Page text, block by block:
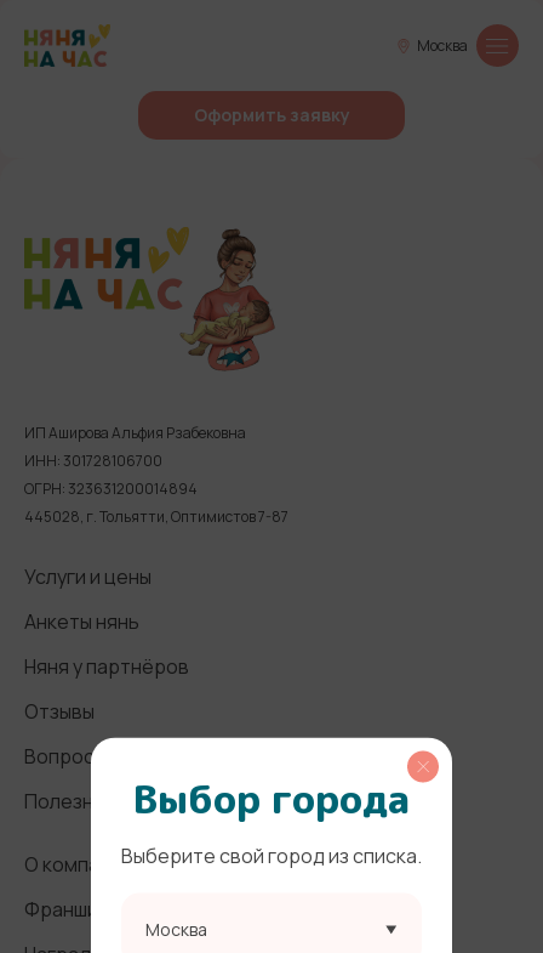
Москва
Оформить заявку
ИП Аширова Альфия Рзабековна
ИНН: 301728106700
ОГРН: 323631200014894
445028, г. Тольятти, Оптимистов 7-87
Услуги и цены
Анкеты нянь
Няня у партнёров
Отзывы
Вопросы и ответы
Полезные статьи
О компании
Франшиза
Выбор города
Выберите свой город из списка.
Москва